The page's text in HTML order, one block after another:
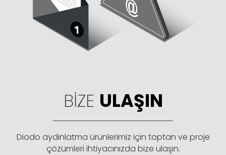
BIZE ULAŞIN
Diodo aydınlatma ürünlerimiz için toptan ve proje
çözümleri ihtiyacınızda bize ulaşın.